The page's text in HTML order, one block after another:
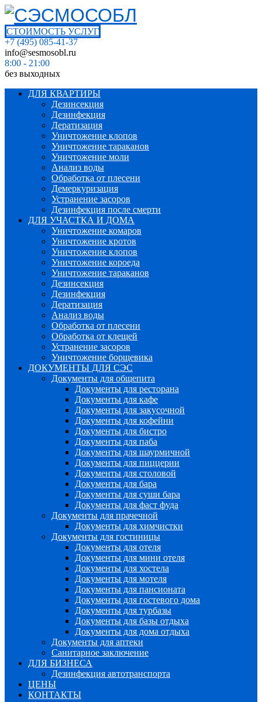
СТОИМОСТЬ УСЛУГ
+7 (495) 085-41-37
info@sesmosobl.ru
8:00 - 21:00
без выходных
ДЛЯ КВАРТИРЫ
Дезинсекция
Дезинфекция
Дератизация
Уничтожение клопов
Уничтожение тараканов
Уничтожение моли
Анализ воды
Обработка от плесени
Демеркуризация
Устранение засоров
Дезинфекция после смерти
ДЛЯ УЧАСТКА И ДОМА
Уничтожение комаров
Уничтожение кротов
Уничтожение клопов
Уничтожение короеда
Уничтожение тараканов
Дезинсекция
Дезинфекция
Дератизация
Анализ воды
Обработка от плесени
Обработка от клещей
Устранение засоров
Уничтожение борщевика
ДОКУМЕНТЫ ДЛЯ СЭС
Документы для общепита
Документы для ресторана
Документы для кафе
Документы для закусочной
Документы для кофейни
Документы для бистро
Документы для паба
Документы для шаурмичной
Документы для пиццерии
Документы для столовой
Документы для бара
Документы для суши бара
Документы для фаст фуда
Документы для прачечной
Документы для химчистки
Документы для гостиницы
Документы для отеля
Документы для мини отеля
Документы для хостела
Документы для мотеля
Документы для пансионата
Документы для гостевого дома
Документы для турбазы
Документы для базы отдыха
Документы для дома отдыха
Документы для аптеки
Санитарное заключение
ДЛЯ БИЗНЕСА
Дезинфекция автотранспорта
ЦЕНЫ
КОНТАКТЫ